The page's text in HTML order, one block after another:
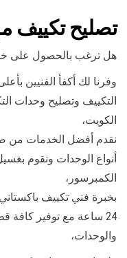
تصليح تكييف
هل ترغب بالحصول على
وفرنا لك أكفأ الفنيين
التكييف وتصليح وحدات
الكويت،
نقدم أفضل الخدمات من
أنواع الوحدات ونقوم
الكمبرسور،
بخبرة فني تكييف
24 ساعة مع توفير كافة
والوحدات،